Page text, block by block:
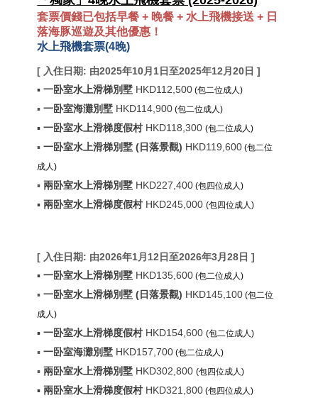
套票價錢已包括早餐 + 晚餐 + 水上飛機接送 + 日
落海豚巡遊及其他優惠！
水上飛機套票(4晚)
[ 入住日期: 由2025年10月1日至2025年12月20日]
▪ 一卧室水上滑梯別墅 HKD112,500 (包二位成人)
▪一卧室海灘別墅 HKD114,900 (包二位成人)
▪ 一卧室水上滑梯度假村 HKD118,300(包二位成人)
▪一卧室水上滑梯別墅 (日落景觀) HKD119,600 (包二位
成人)
▪兩卧室水上滑梯別墅 HKD227,400 (包四位成人)
▪ 兩卧室水上滑梯度假村 HKD245,000(包四位成人)
[ 入住日期: 由2026年1月12日至2026年3月28日]
▪ 一卧室水上滑梯別墅 HKD135,600 (包二位成人)
▪一卧室水上滑梯別墅 (日落景觀) HKD145,100 (包二位
成人)
▪ 一卧室水上滑梯度假村 HKD154,600(包二位成人)
▪一卧室海灘別墅 HKD157,700 (包二位成人)
▪兩卧室水上滑梯別墅 HKD302,800(包四位成人)
▪ 兩卧室水上滑梯度假村 HKD321,800 (包四位成人)